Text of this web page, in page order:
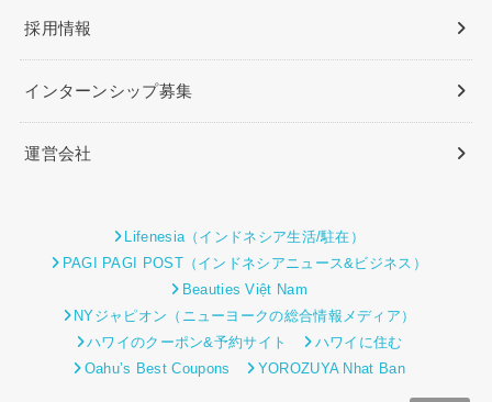
採用情報
インターンシップ募集
運営会社
Lifenesia（インドネシア生活/駐在）
PAGI PAGI POST（インドネシアニュース&ビジネス）
Beauties Việt Nam
NYジャピオン（ニューヨークの総合情報メディア）
ハワイのクーポン&予約サイト
ハワイに住む
Oahu’s Best Coupons
YOROZUYA Nhat Ban